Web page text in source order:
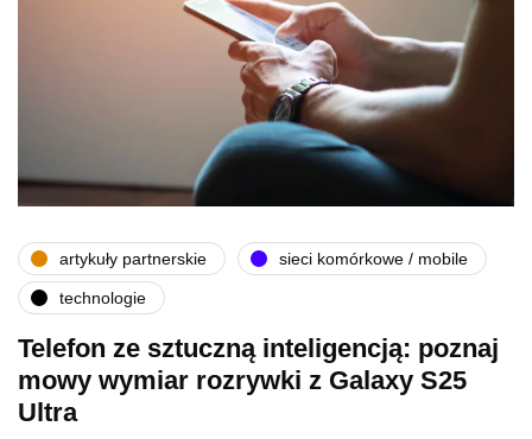
artykuły partnerskie sieci komórkowe / mobile
technologie
Telefon ze sztuczną inteligencją: poznaj
mowy wymiar rozrywki z Galaxy S25
Ultra